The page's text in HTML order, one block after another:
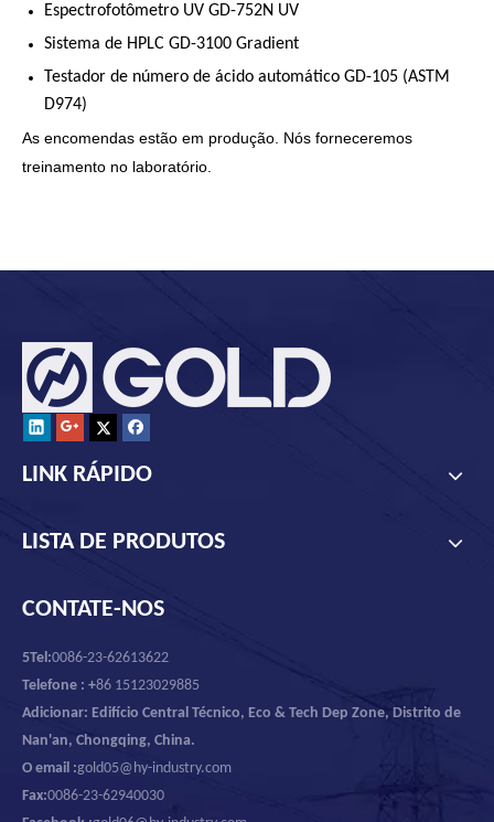
Espectrofotômetro UV GD-752N UV
Sistema de HPLC GD-3100 Gradient
Testador de número de ácido automático GD-105 (ASTM
D974)
As encomendas estão em produção. Nós forneceremos
treinamento no laboratório.
LINK RÁPIDO
LISTA DE PRODUTOS
CONTATE-NOS
5Tel:0086-23-62613622
Telefone : +86 15123029885
Adicionar: Edifício Central Técnico, Eco & Tech Dep Zone, Distrito de
Nan'an, Chongqing, China.
O email :gold05@hy-industry.com
Fax:0086-23-62940030